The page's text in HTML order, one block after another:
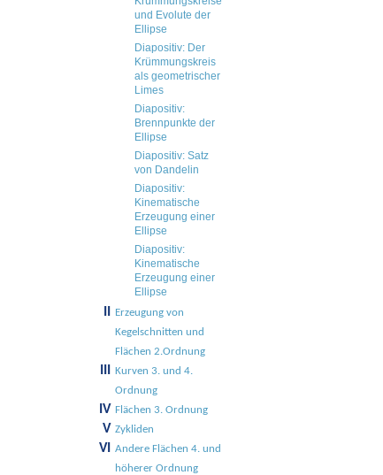
und Evolute der
Ellipse
Diapositiv: Der
Krümmungskreis
als geometrischer
Limes
Diapositiv:
Brennpunkte der
Ellipse
Diapositiv: Satz
von Dandelin
Diapositiv:
Kinematische
Erzeugung einer
Ellipse
Diapositiv:
Kinematische
Erzeugung einer
Ellipse
Erzeugung von
Kegelschnitten und
Flächen 2.Ordnung
Kurven 3. und 4.
Ordnung
IV Flächen 3. Ordnung
V Zykliden
VI
Andere Flächen 4. und
höherer Ordnung